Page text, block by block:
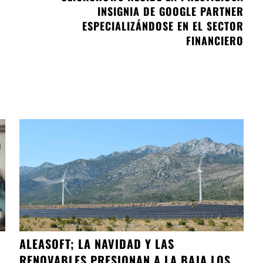
INSIGNIA DE GOOGLE PARTNER
ESPECIALIZÁNDOSE EN EL SECTOR
FINANCIERO
ALEASOFT; LA NAVIDAD Y LAS